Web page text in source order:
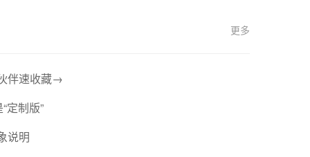
更多
伴速收藏→
定制版”
说明